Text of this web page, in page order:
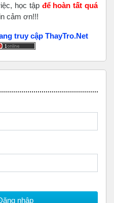
học tập để hoàn tấtquá
cảm ơn!!!
truy cập ThayTro.Net